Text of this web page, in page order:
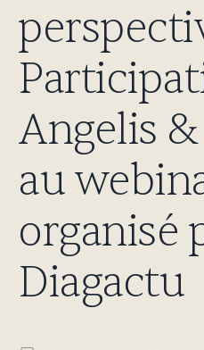
Angelis
au
organisé
Diagactu